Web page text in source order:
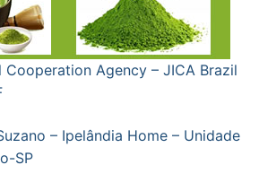
Agency – JICA Brazil
– Ipelândia Home – Unidade
SP